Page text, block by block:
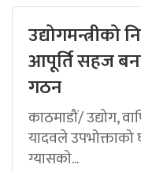
उद्योगमन्त्रीको
आपूर्ति सहज
गठन
काठमाडौं/ उद्योग,
यादवले
ग्यासको...